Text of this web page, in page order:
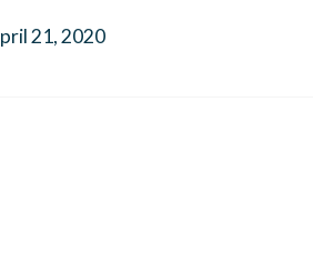
21, 2020